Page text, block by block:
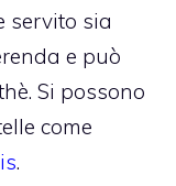
servito sia
e può
Si possono
come
.